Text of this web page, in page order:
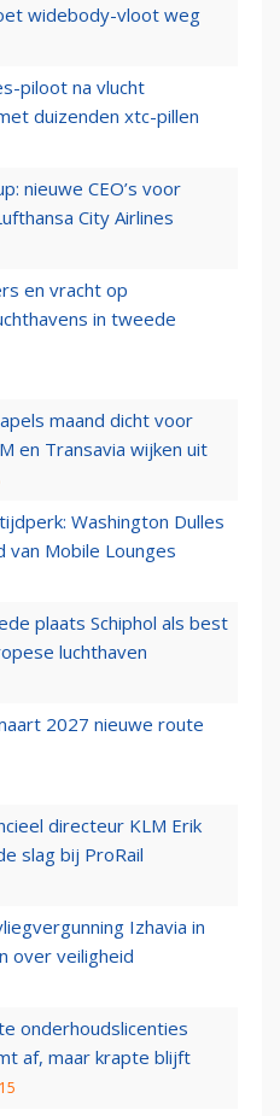
widebody-vloot weg
piloot na vlucht
duizenden xtc-pillen
nieuwe CEO’s voor
City Airlines
en vracht op
in tweede
maand dicht voor
en Transavia wijken uit
Washington Dulles
van Mobile Lounges
plaats Schiphol als best
luchthaven
2027 nieuwe route
directeur KLM Erik
slag bij ProRail
Izhavia in
over veiligheid
onderhoudslicenties
af, maar krapte blijft